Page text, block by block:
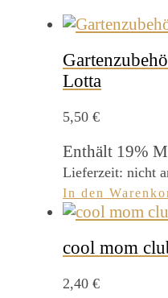
Lotta
5,50 €
Enthält 19%
Lieferzeit: nicht
In den
cool mom
2,40 €